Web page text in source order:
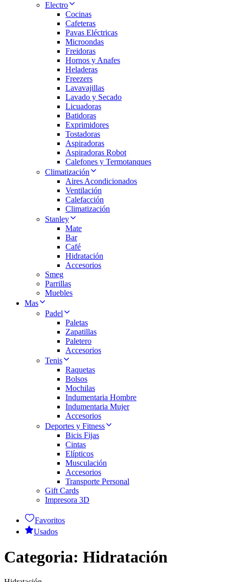
Electro
Cocinas
Cafeteras
Pavas Eléctricas
Microondas
Freidoras
Hornos y Anafes
Heladeras
Freezers
Lavavajillas
Lavado y Secado
Licuadoras
Batidoras
Exprimidores
Tostadoras
Aspiradoras
Aspiradoras Robot
Calefones y Termotanques
Climatización
Aires Acondicionados
Ventilación
Calefacción
Climatización
Stanley
Mate
Bar
Café
Hidratación
Accesorios
Smeg
Parrillas
Muebles
Mas
Padel
Paletas
Zapatillas
Paletero
Accesorios
Tenis
Raquetas
Bolsos
Mochilas
Indumentaria Hombre
Indumentaria Mujer
Accesorios
Deportes y Fitness
Bicis Fijas
Cintas
Elípticos
Musculación
Accesorios
Transporte Personal
Gift Cards
Impresora 3D
Favoritos
Usados
Categoria: Hidratación